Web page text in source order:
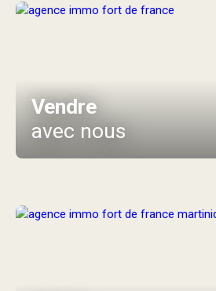
Vendre
avec nous